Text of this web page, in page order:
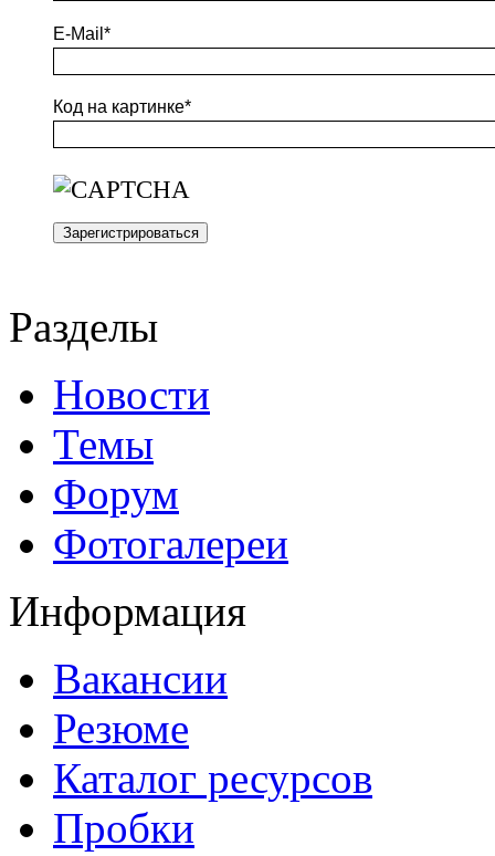
E-Mail *
Код на картинке*
Разделы
Новости
Темы
Форум
Фотогалереи
Информация
Вакансии
Резюме
Каталог ресурсов
Пробки